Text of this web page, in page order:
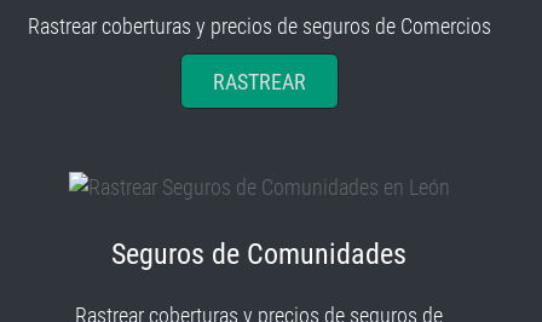
RASTREAR
Rastrear coberturas y precios de seguros de
Comunidades